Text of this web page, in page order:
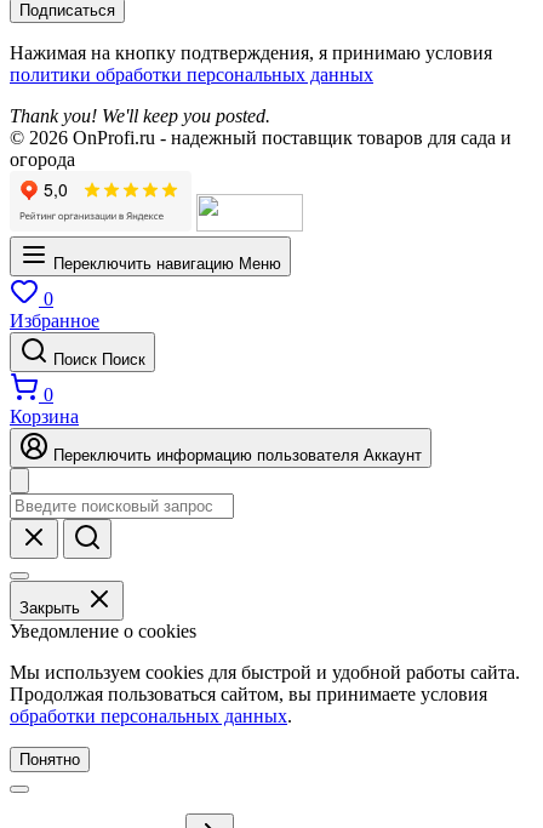
Подписаться
Нажимая на кнопку подтверждения, я принимаю условия
политики обработки персональных данных
Thank you! We'll keep you posted.
© 2026 OnProfi.ru - надежный поставщик товаров для сада и
огорода
Переключить навигацию Меню
0
Избранное
Поиск Поиск
0
Корзина
Переключить информацию пользователя Аккаунт
Закрыть
Уведомление о cookies
Мы используем cookies для быстрой и удобной работы сайта.
Продолжая пользоваться сайтом, вы принимаете условия
обработки персональных данных.
Понятно